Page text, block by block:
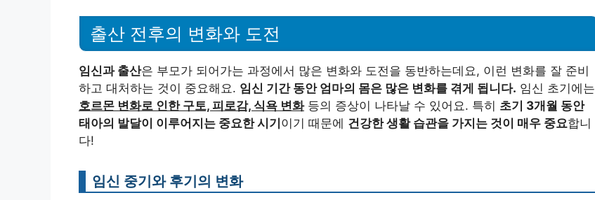
출산 전후의 변화와 도전
임신과 출산은 부모가 되어가는 과정에서 많은 변화와 도전을 동반하는데요, 이런 변화를 잘 준비
하고 대처하는 것이 중요해요. 임신 기간 동안 엄마의 몸은 많은 변화를 겪게 됩니다. 임신 초기에는
호르몬 변화로 인한 구토, 피로감, 식욕 변화등의 증상이 나타날 수 있어요. 특히 초기 3개월 동안
태아의 발달이 이루어지는 중요한 시기이기 때문에 건강한 생활 습관을 가지는 것이 매우 중요합니
다!
임신 중기와 후기의 변화